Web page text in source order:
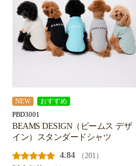
NEW おすすめ
PBD3001
BEAMS DESIGN（ビームス デザ
イン）スタンダードシャツ
4.84
（201）